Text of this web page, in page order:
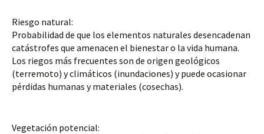
Riesgo natural:
Probabilidad de que los elementos naturales desencadenan
catástrofes que amenacen el bienestar o la vida humana.
Los riegos más frecuentes son de origen geológicos
(terremoto) y climáticos (inundaciones) y puede ocasionar
pérdidas humanas y materiales (cosechas).
Vegetación potencial: